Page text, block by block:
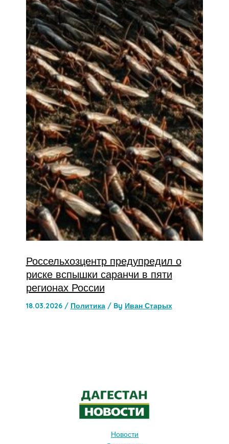
Россельхозцентр предупредил о
риске вспышки саранчи в пяти
регионах России
18.03.2026 / Политика/ By Иван Старых
Новости